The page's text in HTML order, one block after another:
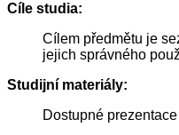
Cíle studia:
Cílem předmětu je
jejich správného
Studijní materiály:
Dostupné